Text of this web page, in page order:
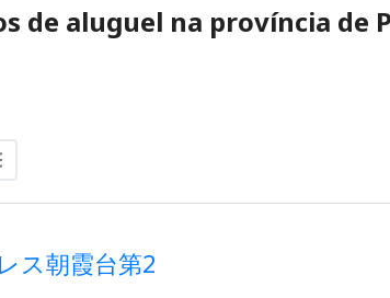
de aluguel na província de
ス朝霞台第2